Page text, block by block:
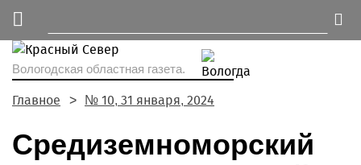
Вологодская областная газета.
Главное № 10, 31 января, 2024
Средиземноморский